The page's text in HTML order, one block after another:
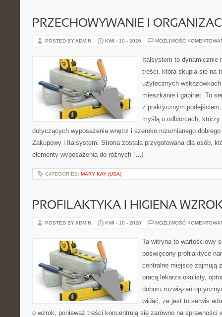
PRZECHOWYWANIE I
POSTED BY ADMIN KWI - 10 - 2026 MOŻLIWOŚĆ
Italsystem to dynamicznie
treści, która skupia się na
użytecznych
mieszkanie i gabinet. To
z praktycznym
myślą o odbiorcach, którzy
dotyczących wyposażenia wnętrz i szeroko rozumianego
Zakupowy i Italsystem. Strona została przygotowana dla osób,
elementy wyposażenia do różnych […]
CATEGORIES: MARY KAY (USA)
PROFILAKTYKA I HIGIENA
POSTED BY ADMIN KWI - 10 - 2026 MOŻLIWOŚĆ
Ta witryna to wartościowy
poświęcony profilaktyce
centralne miejsce zajmują
pracą lekarza okulisty,
doboru rozwiązań
widać, że jest to serwis
o wzrok, ponieważ treści koncentrują się zarówno na sprawności